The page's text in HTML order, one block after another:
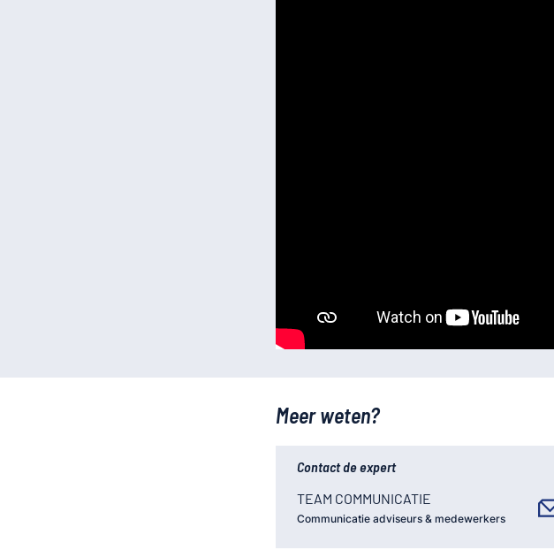
Meer weten?
Contact de expert
TEAM COMMUNICATIE
Communicatie adviseurs & medewerkers